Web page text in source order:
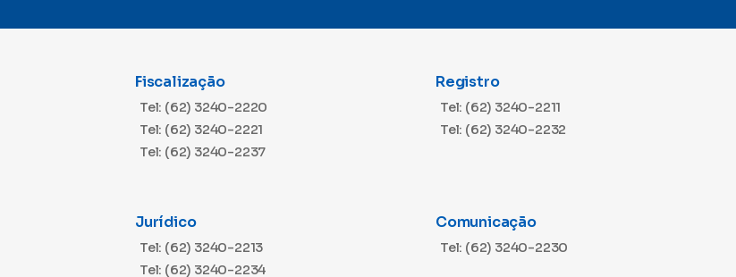
Fiscalização
Tel: (62) 3240-2220
Tel: (62) 3240-2221
Tel: (62) 3240-2237
Registro
Tel: (62) 3240-2211
Tel: (62) 3240-2232
Jurídico
Tel: (62) 3240-2213
Tel: (62) 3240-2234
Comunicação
Tel: (62) 3240-2230